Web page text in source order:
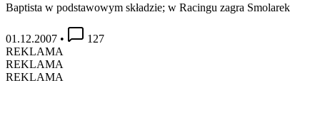
Baptista w podstawowym składzie; w Racingu zagra Smolarek
01.12.2007 •
127
REKLAMA
REKLAMA
REKLAMA